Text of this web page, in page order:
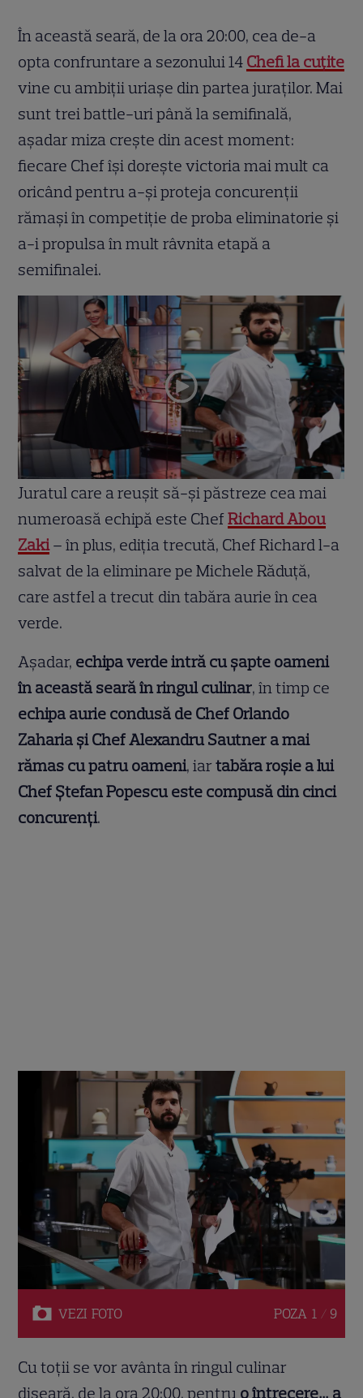
În această seară, de la ora 20:00, cea de-a
opta confruntare a sezonului 14 Chefi la cuțite
vine cu ambiții uriașe din partea juraților. Mai
sunt trei battle-uri până la semifinală,
așadar miza crește din acest moment:
fiecare Chef își dorește victoria mai mult ca
oricând pentru a-și proteja concurenții
rămași în competiție de proba eliminatorie și
a-i propulsa în mult râvnita etapă a
semifinalei.
Juratul care a reușit să-și păstreze cea mai
numeroasă echipă este ChefRichard Abou
Zaki– în plus, ediția trecută, Chef Richard l-a
salvat de la eliminare pe Michele Răduță,
care astfel a trecut din tabăra aurie în cea
verde.
Așadar, echipa verde intră cu șapte oameni
în această seară în ringul culinar, în timp ce
echipa aurie condusă de Chef Orlando
Zaharia și Chef Alexandru Sautner a mai
rămas cu patru oameni, iartabăra roșie a lui
Chef Ștefan Popescu este compusă din cinci
concurenți.
VEZI FOTO POZA 1 / 9
Cu toții se vor avânta în ringul culinar
diseară, de la ora 20:00, pentru o întrecere… a